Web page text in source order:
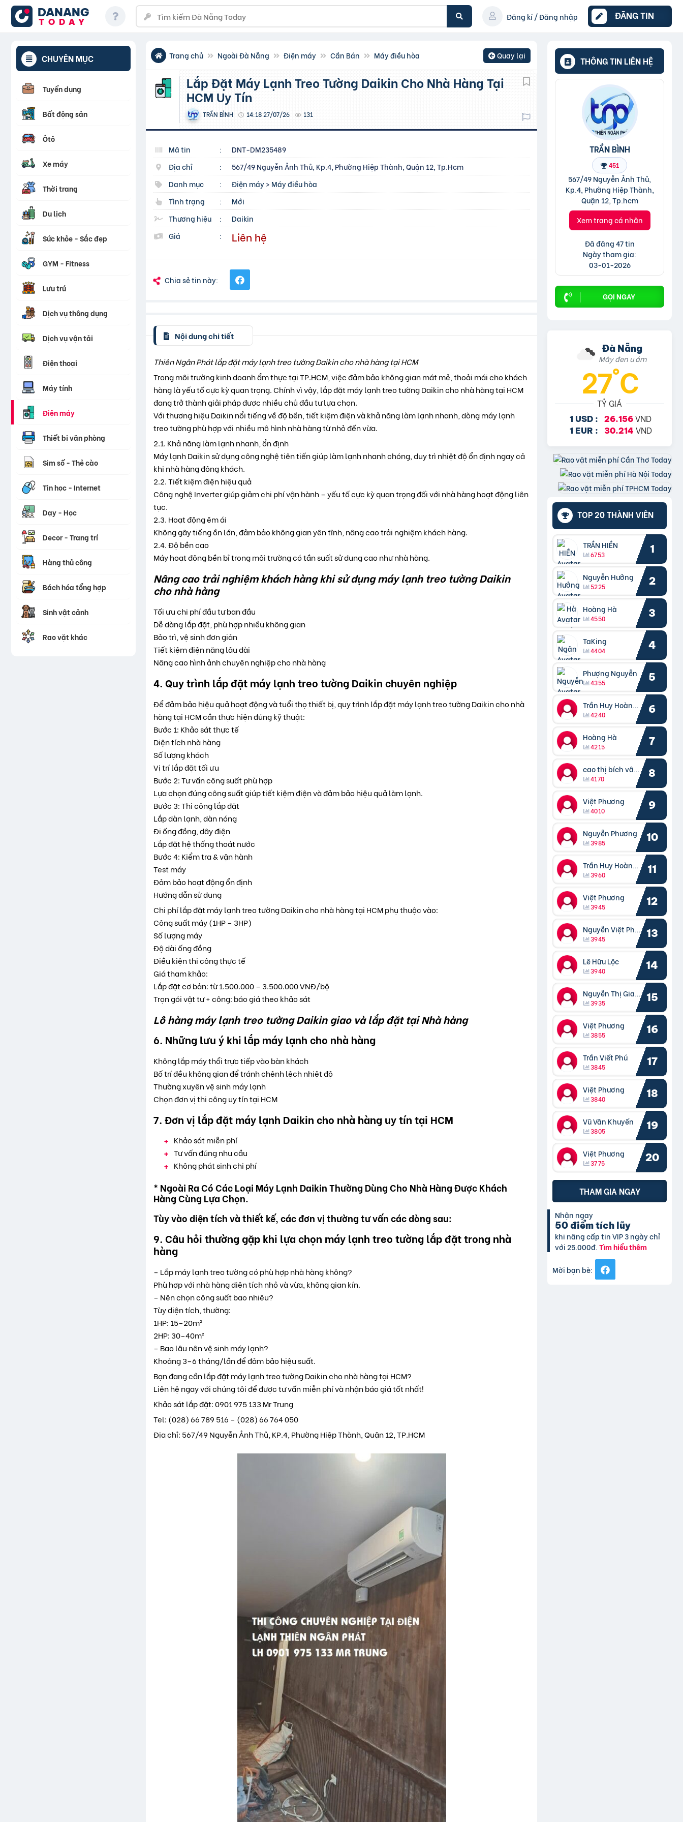
DANANG
TODAY
Đăng kí / Đăng nhập ĐĂNG TIN
CHUYÊN MỤC
Tuyển dụng
Bất động sản
Ôtô
Xe máy
Thời trang
Du lịch
Sức khỏe - Sắc đẹp
GYM - Fitness
Lưu trú
Dịch vụ thông dụng
Dịch vụ vận tải
Điện thoại
Máy tính
Điện máy
Thiết bị văn phòng
Sim số - Thẻ cào
Tin học - Internet
Dạy - Học
Decor - Trang trí
Hàng thủ công
Bách hóa tổng hợp
Sinh vật cảnh
Rao vặt khác
Trang chủ Ngoài Đà Nẵng Điện máy Cần Bán Máy điều hòa Quay lại
Lắp Đặt Máy Lạnh Treo Tường Daikin Cho Nhà Hàng Tại
HCM Uy Tín
TRẦN BÌNH 14:18 27/07/26 131
Mã tin :
DNT-DM235489
Địa chỉ
:
567/49 Nguyễn Ảnh Thủ, Kp.4, Phường Hiệp Thành, Quận 12, Tp.hcm
Danh mục
: Điện máy> Máy điều hòa
Tình trạng
:
Mới
Thương hiệu
:
Daikin
Giá
: Liên hệ
Chia sẻ tin này:
Nội dung chi tiết
Thiên Ngân Phát lắp đặt máy lạnh treo tường Daikin cho nhà hàng tại HCM
Trong môi trường kinh doanh ẩm thực tại TP.HCM, việc đảm bảo không gian mát mẻ, thoải mái cho khách
hàng là yếu tố cực kỳ quan trọng. Chính vì vậy, lắp đặt máy lạnh treo tường Daikin cho nhà hàng tại HCM
đang trở thành giải pháp được nhiều chủ đầu tư lựa chọn.
Với thương hiệu Daikin nổi tiếng về độ bền, tiết kiệm điện và khả năng làm lạnh nhanh, dòng máy lạnh
treo tường phù hợp với nhiều mô hình nhà hàng từ nhỏ đến vừa.
2.1. Khả năng làm lạnh nhanh, ổn định
Máy lạnh Daikin sử dụng công nghệ tiên tiến giúp làm lạnh nhanh chóng, duy trì nhiệt độ ổn định ngay cả
khi nhà hàng đông khách.
2.2. Tiết kiệm điện hiệu quả
Công nghệ Inverter giúp giảm chi phí vận hành – yếu tố cực kỳ quan trọng đối với nhà hàng hoạt động liên
tục.
2.3. Hoạt động êm ái
Không gây tiếng ồn lớn, đảm bảo không gian yên tĩnh, nâng cao trải nghiệm khách hàng.
2.4. Độ bền cao
Máy hoạt động bền bỉ trong môi trường có tần suất sử dụng cao như nhà hàng.
Nâng cao trải nghiệm khách hàng khi sử dụng máy lạnh treo tường Daikin
cho nhà hàng
Tối ưu chi phí đầu tư ban đầu
Dễ dàng lắp đặt, phù hợp nhiều không gian
Bảo trì, vệ sinh đơn giản
Tiết kiệm điện năng lâu dài
Nâng cao hình ảnh chuyên nghiệp cho nhà hàng
4. Quy trình lắp đặt máy lạnh treo tường Daikin chuyên nghiệp
Để đảm bảo hiệu quả hoạt động và tuổi thọ thiết bị, quy trình lắp đặt máy lạnh treo tường Daikin cho nhà
hàng tại HCM cần thực hiện đúng kỹ thuật:
Bước 1: Khảo sát thực tế
Diện tích nhà hàng
Số lượng khách
Vị trí lắp đặt tối ưu
Bước 2: Tư vấn công suất phù hợp
Lựa chọn đúng công suất giúp tiết kiệm điện và đảm bảo hiệu quả làm lạnh.
Bước 3: Thi công lắp đặt
Lắp dàn lạnh, dàn nóng
Đi ống đồng, dây điện
Lắp đặt hệ thống thoát nước
Bước 4: Kiểm tra & vận hành
Test máy
Đảm bảo hoạt động ổn định
Hướng dẫn sử dụng
Chi phí lắp đặt máy lạnh treo tường Daikin cho nhà hàng tại HCM phụ thuộc vào:
Công suất máy (1HP – 3HP)
Số lượng máy
Độ dài ống đồng
Điều kiện thi công thực tế
Giá tham khảo:
Lắp đặt cơ bản: từ 1.500.000 – 3.500.000 VNĐ/bộ
Trọn gói vật tư + công: báo giá theo khảo sát
Lô hàng máy lạnh treo tường Daikin giao và lắp đặt tại Nhà hàng
6. Những lưu ý khi lắp máy lạnh cho nhà hàng
Không lắp máy thổi trực tiếp vào bàn khách
Bố trí đều không gian để tránh chênh lệch nhiệt độ
Thường xuyên vệ sinh máy lạnh
Chọn đơn vị thi công uy tín tại HCM
7. Đơn vị lắp đặt máy lạnh Daikin cho nhà hàng uy tín tại HCM
Khảo sát miễn phí
Tư vấn đúng nhu cầu
Không phát sinh chi phí
* Ngoài Ra Có Các Loại Máy Lạnh Daikin Thường Dùng Cho Nhà Hàng Được Khách
Hàng Cùng Lựa Chọn.
Tùy vào diện tích và thiết kế, các đơn vị thường tư vấn các dòng sau:
9. Câu hỏi thường gặp khi lựa chọn máy lạnh treo tường lắp đặt trong nhà
hàng
– Lắp máy lạnh treo tường có phù hợp nhà hàng không?
Phù hợp với nhà hàng diện tích nhỏ và vừa, không gian kín.
– Nên chọn công suất bao nhiêu?
Tùy diện tích, thường:
1HP: 15–20m²
2HP: 30–40m²
– Bao lâu nên vệ sinh máy lạnh?
Khoảng 3–6 tháng/lần để đảm bảo hiệu suất.
Bạn đang cần lắp đặt máy lạnh treo tường Daikin cho nhà hàng tại HCM?
Liên hệ ngay với chúng tôi để được tư vấn miễn phí và nhận báo giá tốt nhất!
Khảo sát lắp đặt: 0901 975 133 Mr Trung
Tel: (028) 66 789 516 – (028) 66 764 050
Địa chỉ: 567/49 Nguyễn Ảnh Thủ, KP.4, Phường Hiệp Thành, Quận 12, TP.HCM
THÔNG TIN LIÊN HỆ
TRẦN BÌNH
451
567/49 Nguyễn Ảnh Thủ,
Kp.4, Phường Hiệp Thành,
Quận 12, Tp.hcm
Xem trang cá nhân
Đã đăng 47 tin
Ngày tham gia:
03-01-2026
GỌI NGAY
Đà Nẵng
Mây đen u ám
27°C
TỶ GIÁ
1 USD : 26.156 VND
1 EUR : 30.214 VND
TOP 20 THÀNH VIÊN
TRẦN HIỀN
6753 1
Nguyễn Hưởng
5225 2
Hoàng Hà
4550 3
TaKing
4404 4
Phượng Nguyễn
4355 5
Trần Huy Hoàng Bắc
4240 6
Hoàng Hà
4215 7
cao thị bích vâng kiều
4170 8
Việt Phương
4010 9
Nguyễn Phương
3985 10
Trần Huy Hoàng Bắc
3960 11
Việt Phương
3945 12
Nguyễn Việt Phương
3945 13
Lê Hữu Lộc
3940 14
Nguyễn Thị Giang
3935 15
Việt Phương
3855 16
Trần Viết Phú
3845 17
Việt Phương
3840 18
Vũ Văn Khuyến
3805 19
Việt Phương
3775 20
THAM GIA NGAY
Nhận ngay
50 điểm tích lũy
khi nâng cấp tin VIP 3 ngày chỉ
với 25.000đ.Tìm hiểu thêm
Mời bạn bè: